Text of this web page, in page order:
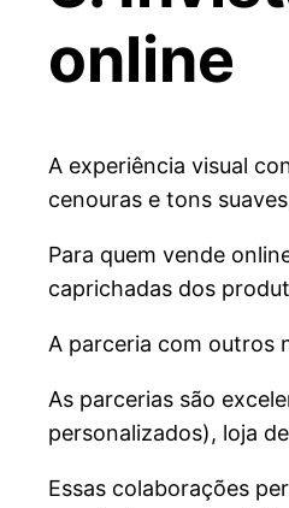
online
A experiência visual
cenouras e tons
Para quem vende
caprichadas dos
A parceria com outros
As parcerias são
personalizados), loja
Essas colaborações